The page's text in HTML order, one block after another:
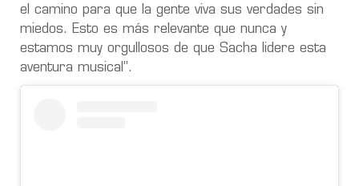
el camino para que la gente viva sus verdades sin
miedos. Esto es más relevante que nunca y
estamos muy orgullosos de que Sacha lidere esta
aventura musical”.